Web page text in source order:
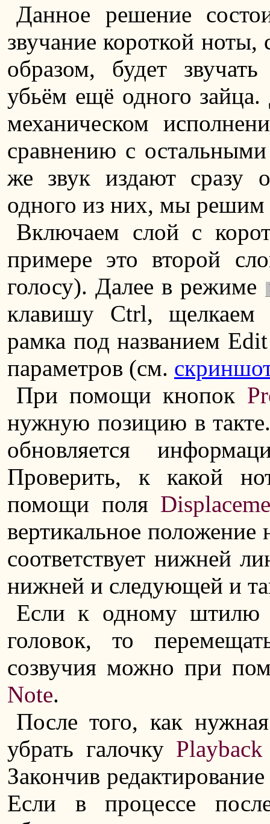
Данное решение
звучание короткой
образом, будет
убьём ещё одного
механическом
сравнению с
же звук издают сразу
одного из них, мы решим
Включаем слой с
примере это второй
голосу). Далее в режиме
клавишу Ctrl, щелкаем
рамка под названием
параметров (см.
При помощи кнопок
нужную позицию в
обновляется
Проверить, к какой
помощи поля
вертикальное положение
соответствует нижней
нижней и следующей и
Если к одному штилю
головок, то
созвучия можно при
Note.
После того, как
убрать галочку Playback
Закончив
Если в процессе